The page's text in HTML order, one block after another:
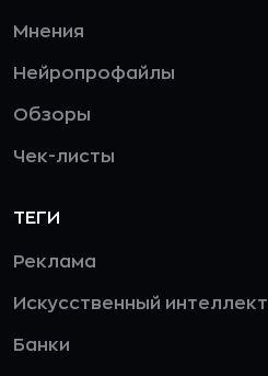
Мнения
Нейропрофайлы
Обзоры
Чек-листы
ТЕГИ
Реклама
Искусственный интеллект
Банки